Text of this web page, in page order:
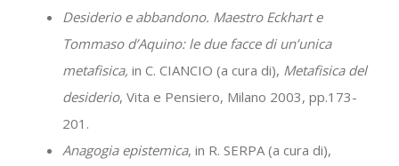
Desiderio e abbandono. Maestro Eckhart e
Tommaso d’Aquino: le due facce di un’unica
metafisica, in C. CIANCIO (a cura di), Metafisica del
desiderio, Vita e Pensiero, Milano 2003, pp.173-
201.
Anagogia epistemica, in R. SERPA (a cura di),